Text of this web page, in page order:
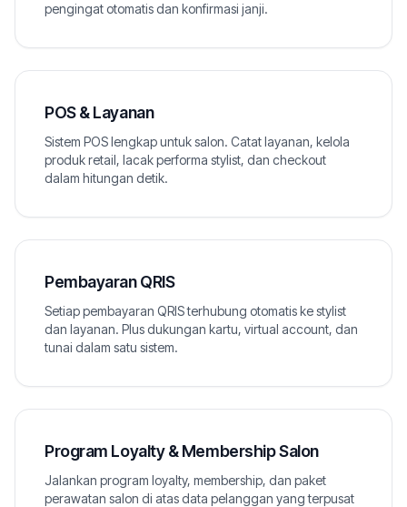
pengingat otomatis dan konfirmasi janji.
POS & Layanan
Sistem POS lengkap untuk salon. Catat layanan, kelola
produk retail, lacak performa stylist, dan checkout
dalam hitungan detik.
Pembayaran QRIS
Setiap pembayaran QRIS terhubung otomatis ke stylist
dan layanan. Plus dukungan kartu, virtual account, dan
tunai dalam satu sistem.
Program Loyalty & Membership Salon
Jalankan program loyalty, membership, dan paket
perawatan salon di atas data pelanggan yang terpusat